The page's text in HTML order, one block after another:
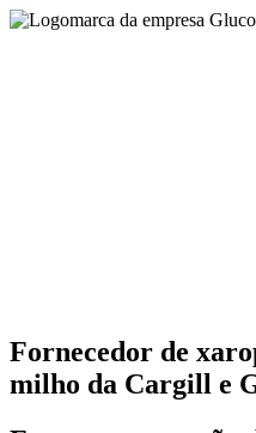
Fornecedor de
milho da Cargill e